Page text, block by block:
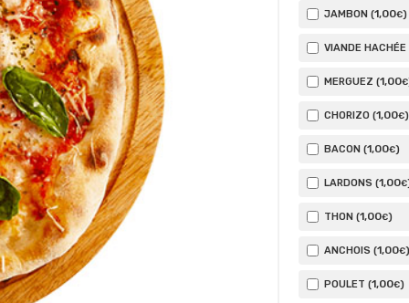
JAMBON (1,00€)
VIANDE HACHÉE
MERGUEZ (1,00€
CHORIZO (1,00€)
BACON (1,00€)
LARDONS (1,00€
THON (1,00€)
ANCHOIS (1,00€)
POULET (1,00€)